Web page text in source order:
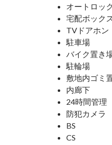
オートロッ
宅配ボック
TVドアホン
駐車場
バイク置き
駐輪場
敷地内ゴミ
内廊下
24時間管理
防犯カメラ
BS
CS